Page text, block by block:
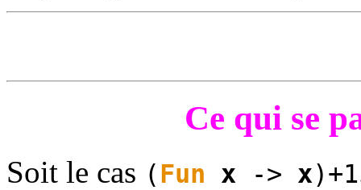
Ce qui se
Soit le cas (Fun x -> x)+1